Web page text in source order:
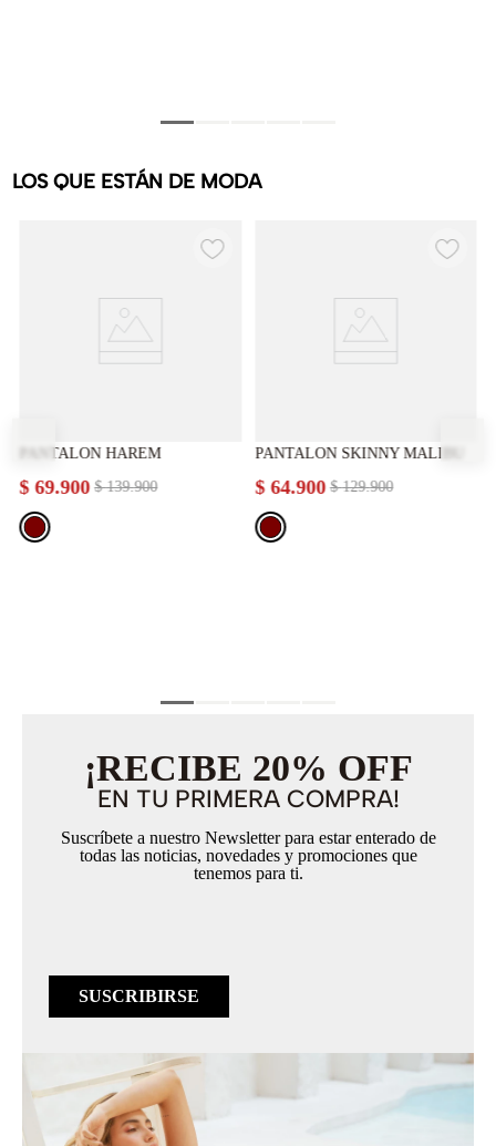
LOS QUE ESTÁN DE MODA
PANTALON HAREM
$ 139.900
$ 69.900
PANTALON SKINNY MALIBU
$ 129.900
$ 64.900
¡RECIBE 20% OFF
EN TU PRIMERA COMPRA!
Suscríbete a nuestro Newsletter para estar enterado de
todas las noticias, novedades y promociones que
tenemos para ti.
SUSCRIBIRSE